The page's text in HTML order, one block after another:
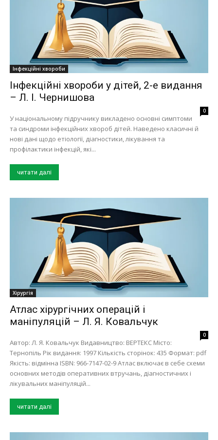
Інфекційні хвороби
Інфекційні хвороби у дітей, 2-е видання
– Л. І. Чернишова
0
У національному підручнику викладено основні симптоми
та синдроми інфекційних хвороб дітей. Наведено класичні й
нові дані щодо етіології, діагностики, лікування та
профілактики інфекцій, які...
читати далі
Хірургія
Атлас хірургічних операцій і
маніпуляцій – Л. Я. Ковальчук
0
Автор: Л. Я. Ковальчук Видавництво: ВЕРТЕКС Місто:
Тернопіль Рік видання: 1997 Кількість сторінок: 435 Формат: pdf
Якість: відмінна ISBN: 966-7147-02-9 Атлас включає в себе схеми
основних методів оперативних втручань, діагностичних і
лікувальних маніпуляцій...
читати далі